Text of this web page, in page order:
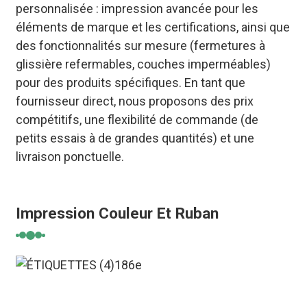
personnalisée : impression avancée pour les
éléments de marque et les certifications, ainsi que
des fonctionnalités sur mesure (fermetures à
glissière refermables, couches imperméables)
pour des produits spécifiques. En tant que
fournisseur direct, nous proposons des prix
compétitifs, une flexibilité de commande (de
petits essais à de grandes quantités) et une
livraison ponctuelle.
Impression Couleur Et Ruban